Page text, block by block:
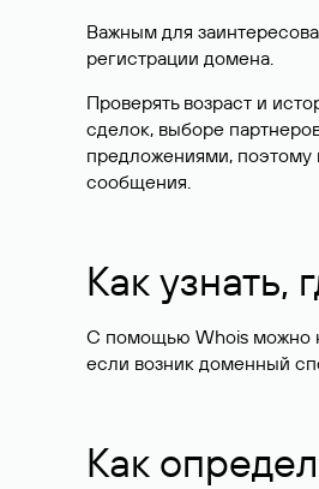
Важным для
регистрации домена.
Проверять возраст и
сделок, выборе
предложениями, поэтому
сообщения.
Как узнать,
С помощью Whois можно
если возник доменный
Как